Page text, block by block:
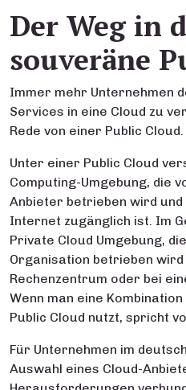
Der Weg in
souveräne
Immer mehr Unternehmen
Services in eine Cloud zu
Rede von einer Public Cloud.
Unter einer Public Cloud
Computing-Umgebung, die
Anbieter betrieben wird
Internet zugänglich ist. Im
Private Cloud Umgebung,
Organisation betrieben
Rechenzentrum oder bei
Wenn man eine
Public Cloud nutzt, spricht
Für Unternehmen im
Auswahl eines Cloud-